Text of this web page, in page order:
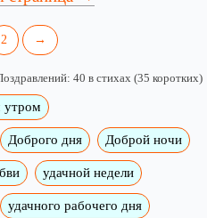
2 →
40 в стихах (35 коротких)
Доброго дня Доброй ночи
удачной недели
удачного рабочего дня